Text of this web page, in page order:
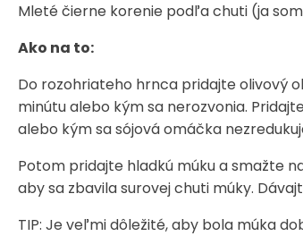
Mleté čierne korenie podľa chuti (ja
Ako na to:
Do rozohriateho hrnca pridajte olivový
minútu alebo kým sa nerozvonia.
alebo kým sa sójová omáčka
Potom pridajte hladkú múku a smažte
aby sa zbavila surovej chuti múky.
TIP: Je veľmi dôležité, aby bola múka